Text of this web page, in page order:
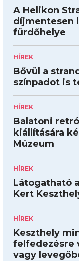
A Helikon
díjmentesen
fürdőhelye
HÍREK
Bővül a
színpadot is
HÍREK
Balatoni
kiállítására
Múzeum
HÍREK
Látogatható
Kert
HÍREK
Keszthely
felfedezésre
vagy